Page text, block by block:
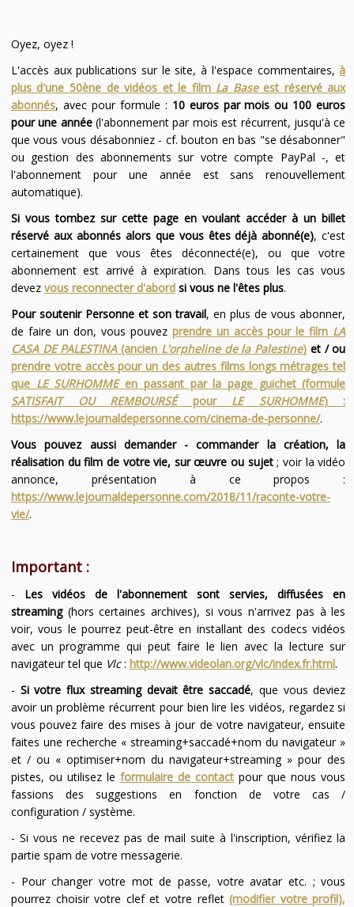
Oyez, oyez !
L'accès aux publications sur le site, à l'espace commentaires,à
plus d'une 50ène de vidéos et le film La Baseest réservé aux
abonnés, avec pour formule : 10 euros par mois ou 100 euros
pour une année(l'abonnement par mois est récurrent, jusqu'à ce
que vous vous désabonniez - cf. bouton en bas "se désabonner"
ou gestion des abonnements sur votre compte PayPal -, et
l'abonnement pour une année est sans renouvellement
automatique).
Si vous tombez sur cette page en voulant accéder à un billet
réservé aux abonnés alors que vous êtes déjà abonné(e), c'est
certainement que vous êtes déconnecté(e), ou que votre
abonnement est arrivé à expiration. Dans tous les cas vous
devez vous reconnecter d'abordsi vous ne l'êtes plus.
Pour soutenir Personne et son travail, en plus de vous abonner,
de faire un don, vous pouvez prendre un accès pour le film LA
CASA DE PALESTINA(ancien L'orpheline de la Palestine) et / ou
prendre votre accès pour un des autres films longs métrages tel
que LE SURHOMMEen passant par la page guichet (formule
SATISFAIT OU REMBOURSÉpour LE SURHOMME) :
https://www.lejournaldepersonne.com/cinema-de-personne/.
Vous pouvez aussi demander - commander la création, la
réalisation du film de votre vie, sur œuvre ou sujet; voir la vidéo
annonce, présentation à ce propos :
https://www.lejournaldepersonne.com/2018/11/raconte-votre-
vie/.
Important :
- Les vidéos de l'abonnement sont servies, diffusées en
streaming(hors certaines archives), si vous n'arrivez pas à les
voir, vous le pourrez peut-être en installant des codecs vidéos
avec un programme qui peut faire le lien avec la lecture sur
navigateur tel que Vlc: http://www.videolan.org/vlc/index.fr.html.
- Si votre flux streaming devait être saccadé, que vous deviez
avoir un problème récurrent pour bien lire les vidéos, regardez si
vous pouvez faire des mises à jour de votre navigateur, ensuite
faites une recherche « streaming+saccadé+nom du navigateur »
et / ou « optimiser+nom du navigateur+streaming » pour des
pistes, ou utilisez leformulaire de contact pour que nous vous
fassions des suggestions en fonction de votre cas /
configuration / système.
- Si vous ne recevez pas de mail suite à l'inscription, vérifiez la
partie spam de votre messagerie.
- Pour changer votre mot de passe, votre avatar etc. ; vous
pourrez choisir votre clef et votre reflet(modifier votre profil),